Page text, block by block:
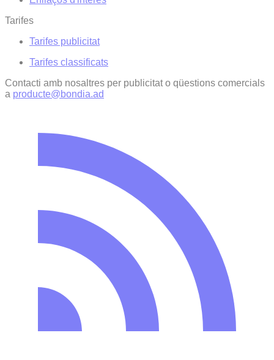
Tarifes
Tarifes publicitat
Tarifes classificats
Contacti amb nosaltres per publicitat o qüestions comercials
a producte@bondia.ad